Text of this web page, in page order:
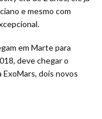
e mesmo com
em Marte para
deve chegar o
ExoMars, dois novos